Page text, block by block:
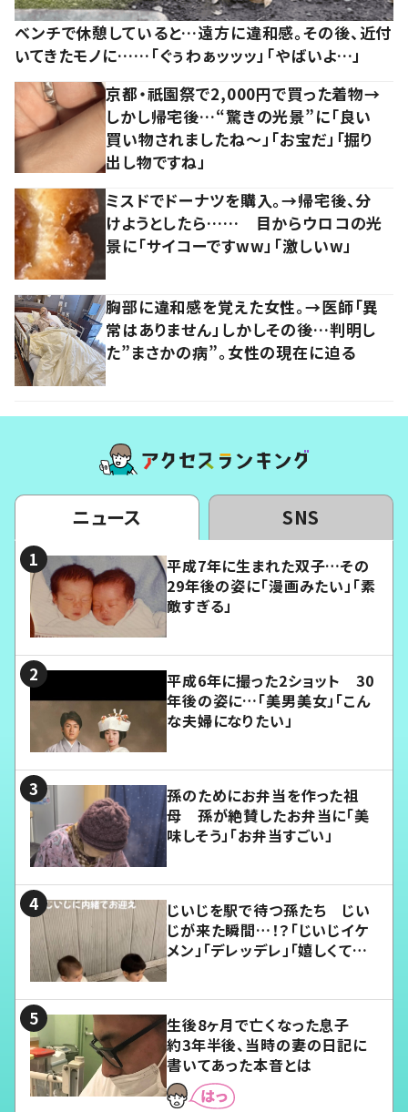
ベンチで休憩していると…遠方に違和感。その後、近付
いてきたモノに……「ぐぅわぁッッッ」「やばいよ…」
京都・祇園祭で2,000円で買った着物→
しかし帰宅後…“驚きの光景”に「良い
買い物されましたね～」「お宝だ」「掘り
出し物ですね」
ミスドでドーナツを購入。→帰宅後、分
けようとしたら…… 目からウロコの光
景に「サイコーですww」「激しいw」
胸部に違和感を覚えた女性。→医師「異
常はありません」しかしその後…判明し
た”まさかの病”。女性の現在に迫る
ニュース SNS
平成7年に生まれた双子…その
29年後の姿に「漫画みたい」「素
敵すぎる」
平成6年に撮った2ショット 30
年後の姿に…「美男美女」「こん
な夫婦になりたい」
孫のためにお弁当を作った祖
母 孫が絶賛したお弁当に「美
味しそう」「お弁当すごい」
じいじを駅で待つ孫たち じい
じが来た瞬間…！？「じいじイケ
メン」「デレッデレ」「嬉しくて可
生後8ヶ月で亡くなった息子
約3年半後、当時の妻の日記に
書いてあった本音とは